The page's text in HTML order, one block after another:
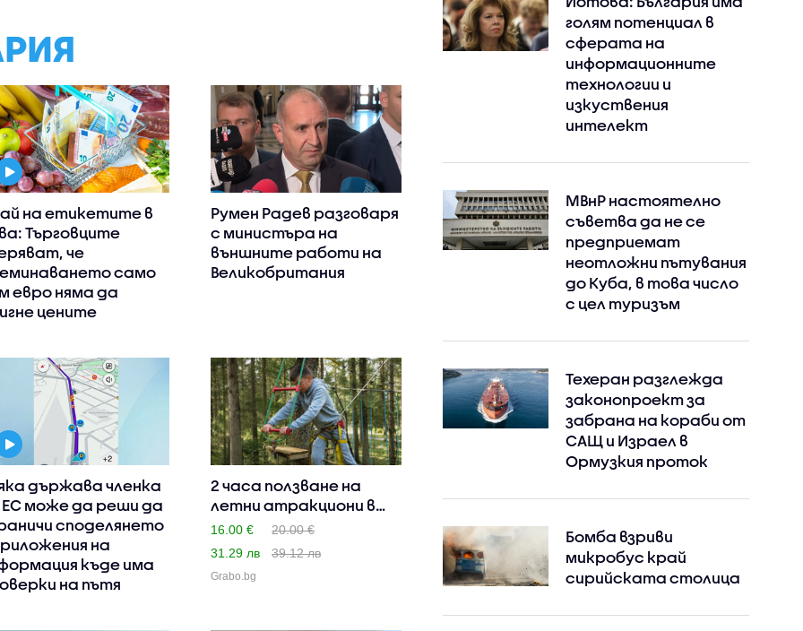
на етикетите в
Търговците
че
само
евро няма да
цените
Румен Радев разговаря
с министъра на
външните работи на
Великобритания
държава членка
ЕС може да реши да
споделянето
на
къде има
на пътя
2 часа ползване на
летни атракциони в
Advent..
16.00 €
20.00 €
31.29 лв
39.12 лв
Grabo.bg
голям потенциал в
сферата на
информационните
технологии и
изкуствения
интелект
МВнР настоятелно
съветва да не се
предприемат
неотложни пътувания
до Куба, в това число
с цел туризъм
Техеран разглежда
законопроект за
забрана на кораби от
САЩ и Израел в
Ормузкия проток
Бомба взриви
микробус край
сирийската столица